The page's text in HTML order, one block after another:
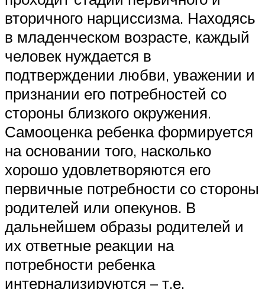
вторичного нарциссизма. Находясь
в младенческом возрасте, каждый
человек нуждается в
подтверждении любви, уважении и
признании его потребностей со
стороны близкого окружения.
Самооценка ребенка формируется
на основании того, насколько
хорошо удовлетворяются его
первичные потребности со стороны
родителей или опекунов. В
дальнейшем образы родителей и
их ответные реакции на
потребности ребенка
интернализируются – т.е.